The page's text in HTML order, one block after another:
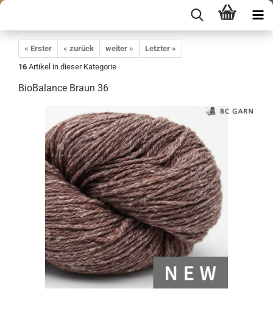
« Erster « zurück weiter »
Letzter »
16 Artikel in dieser Kategorie
BioBalance Braun 36